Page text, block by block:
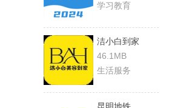
学习教育
洁小白到家
46.1MB
生活服务